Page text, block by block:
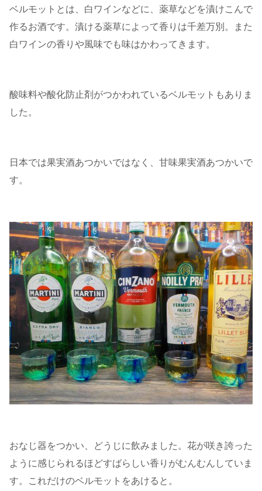
ベルモットとは、白ワインなどに、薬草などを漬けこんで
作るお酒です。漬ける薬草によって香りは千差万別。また
白ワインの香りや風味でも味はかわってきます。
酸味料や酸化防止剤がつかわれているベルモットもありま
した。
日本では果実酒あつかいではなく、甘味果実酒あつかいで
す。
おなじ器をつかい、どうじに飲みました。花が咲き誇った
ように感じられるほどすばらしい香りがむんむんしていま
す。これだけのベルモットをあけると。